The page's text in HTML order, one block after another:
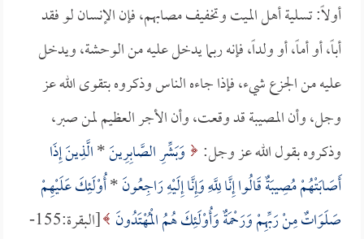
أولاً: تسلية أهل الميت وتخفيف مصابهم، فإن الإنسان لو فقد
أباً، أو أماً، أو ولداً، فإنه ربما يدخل عليه من الوحشة، ويدخل
عليه من الجزع شيء، فإذا جاءه الناس وذكروه بتقوى الله عز
وجل، وأن المصيبة قد وقعت، وأن الأجر العظيم لمن صبر،
وذكروه بقول الله عز وجل:
وَبَشِّرِ الصَّابِرِينَ*الَّذِينَ إِذَا
أَصَابَتْهُمْ مُصِيبَةٌ قَالُوا إِنَّا لِلَّهِ وَإِنَّا إِلَيْهِ رَاجِعُونَ*أُوْلَئِكَ عَلَيْهِمْ
صَلَوَاتٌ مِنْ رَبِّهِمْ وَرَحْمَةٌ وَأُوْلَئِكَ هُمُ الْمُهْتَدُونَ
[البقرة:155-